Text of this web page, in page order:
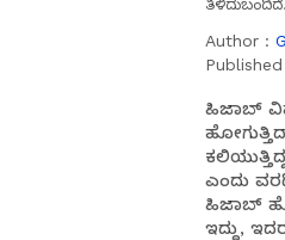
ತಿಳಿದುಬಂದಿದೆ.
Author :
ಹಿಜಾಬ್
ಎಂದು
ಹಿಜಾಬ್
ಇದ್ದು,